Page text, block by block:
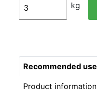
kg
Recommended use
Product information